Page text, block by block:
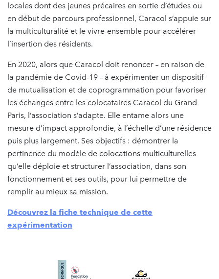
locales dont des jeunes précaires en sortie d’études ou
en début de parcours professionnel, Caracol s’appuie sur
la multiculturalité et le vivre-ensemble pour accélérer
l’insertion des résidents.
En 2020, alors que Caracol doit renoncer – en raison de
la pandémie de Covid-19 – à expérimenter un dispositif
de mutualisation et de coprogrammation pour favoriser
les échanges entre les colocataires Caracol du Grand
Paris, l’association s’adapte. Elle entame alors une
mesure d’impact approfondie, à l’échelle d’une résidence
puis plus largement. Ses objectifs : démontrer la
pertinence du modèle de colocations multiculturelles
qu’elle déploie et structurer l’association, dans son
fonctionnement et ses outils, pour lui permettre de
remplir au mieux sa mission.
Découvrez la fiche technique de cette
expérimentation